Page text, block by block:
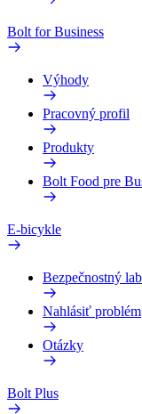
Bolt for Business
Výhody
Pracovný profil
Produkty
Bolt Food pre
E-bicykle
Bezpečnostný lab
Nahlásiť problém
Otázky
Bolt Plus